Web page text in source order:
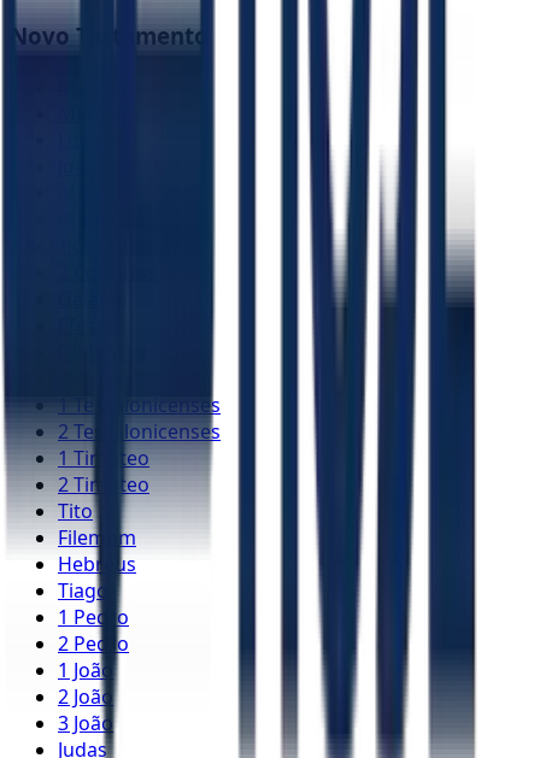
Novo Testamento
1 Tessalonicenses
2 Tessalonicenses
1 Timóteo
2 Timóteo
Tito
Filemom
Hebreus
Tiago
1 Pedro
2 Pedro
1 João
2 João
3 João
Judas